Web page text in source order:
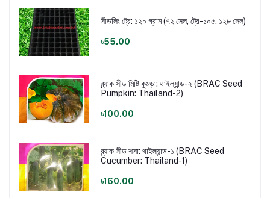
সীডলিং ট্রে: ১২০ গ্রাম (৭২ সেল, ট্রে-১০৫, ১২৮ সেল)
৳55.00
ব্র্যাক সীড মিষ্টি কুমড়া: থাইল্যান্ড-২ (BRAC Seed
Pumpkin: Thailand-2)
৳100.00
ব্র্যাক সীড শসা: থাইল্যান্ড-১ (BRAC Seed
Cucumber: Thailand-1)
৳160.00